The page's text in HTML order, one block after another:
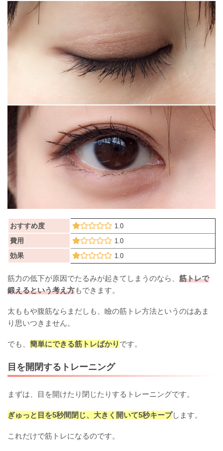
おすすめ度 1.0
費用 1.0
効果 1.0
筋力の低下が原因でたるみが起きてしまうのなら、 筋トレで
鍛えるという考え方もできます。
太ももや腹筋ならまだしも、瞼の筋トレ方法というのはあま
り思いつきません。
でも、 簡単にできる筋トレばかり です。
目を開閉するトレーニング
まずは、目を開けたり閉じたりするトレーニングです。
ぎゅっと目を5秒間閉じ、大きく開いて5秒キープします。
これだけで筋トレになるのです。